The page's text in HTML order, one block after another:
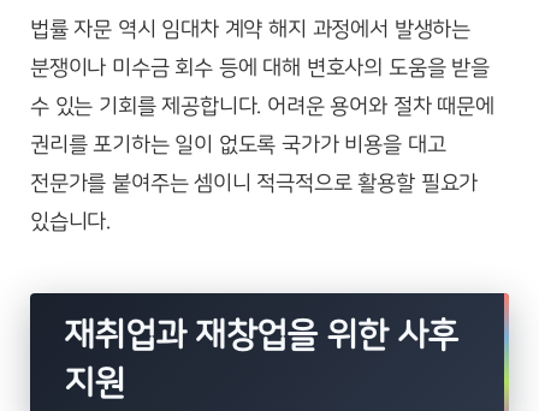
법률 자문 역시 임대차 계약 해지 과정에서 발생하는
분쟁이나 미수금 회수 등에 대해 변호사의 도움을 받을
수 있는 기회를 제공합니다. 어려운 용어와 절차 때문에
권리를 포기하는 일이 없도록 국가가 비용을 대고
전문가를 붙여주는 셈이니 적극적으로 활용할 필요가
있습니다.
재취업과 재창업을 위한 사후
지원